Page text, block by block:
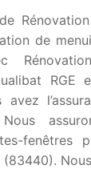
de
RGE
avez
Nous
fenêtres